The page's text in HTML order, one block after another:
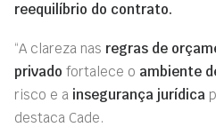
reequilíbrio do contrato.
“A clareza nas regras de
privado fortalece o ambiente
risco e a insegurança jurídica
destaca Cade.